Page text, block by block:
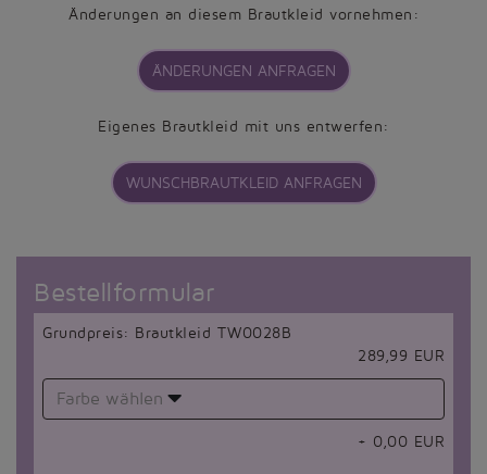
Änderungen an diesem Brautkleid vornehmen:
ÄNDERUNGEN ANFRAGEN
Eigenes Brautkleid mit uns entwerfen:
WUNSCHBRAUTKLEID ANFRAGEN
Bestellformular
Grundpreis: Brautkleid TW0028B
289,99 EUR
Farbe wählen
+ 0,00 EUR